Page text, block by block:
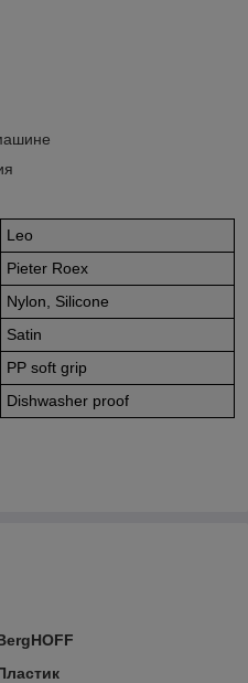
Leo
Pieter Roex
Nylon, Silicone
Satin
PP soft grip
Dishwasher proof